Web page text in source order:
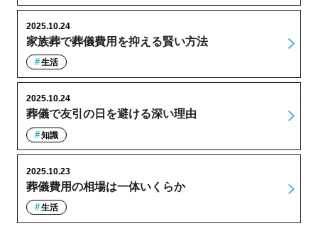
家族葬で葬儀費用を抑える賢い方法
2025.10.24
生活
葬儀で友引の日を避ける深い理由
2025.10.24
知識
葬儀費用の相場は一体いくらか
2025.10.23
生活